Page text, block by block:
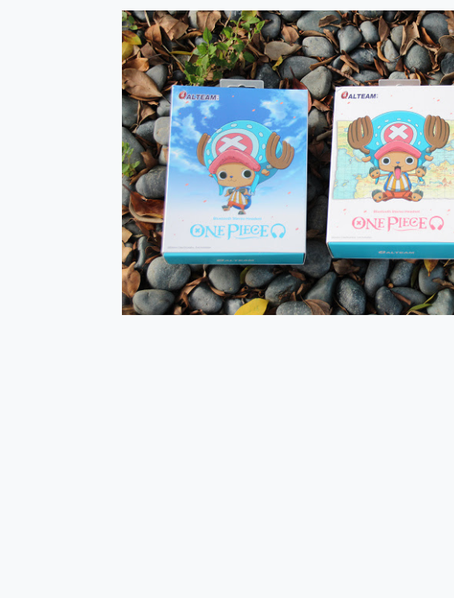
B&O 精品級音響! Home+ 中嘉寬頻
2億 APO蔡司長焦神機降臨~ vivo X200
EaseUS Vocal Remover 免費線上去聲器
3 個超值 MHN 飛人工具分享~~ iToolab
Locawhere AnyTo 寶可夢飛人 AnyTo 不出
小體積 40000mAh 超大容量 一次充5個設
97.3% 恢復率，資料救援就是這麼簡單
磁碟系統大風吹 有了 磁碟管理程式
全新 SONY Xperia 1 VI 開箱! 相機實測! 長
Xiaomi 14 Ultra 開箱 評測~ 有深度的
vivo TWS 3e 真無線藍牙耳機智慧降噪升
MSI Claw 掌機專屬配件包 來囉 完美保護
人像旗艦 vivo V30 系列 開箱 評測! 首搭蔡
多個願望一次滿足 超強散熱 微星 MSI
一吸完美對位 擁有超強吸力與超好用的隱
OPPO 哈蘇 300mm 專業增距鏡實測：
Motorola edge 70 pro 及 moto g37 power
近八千元的 Soundcore Liberty 5 Pro Max